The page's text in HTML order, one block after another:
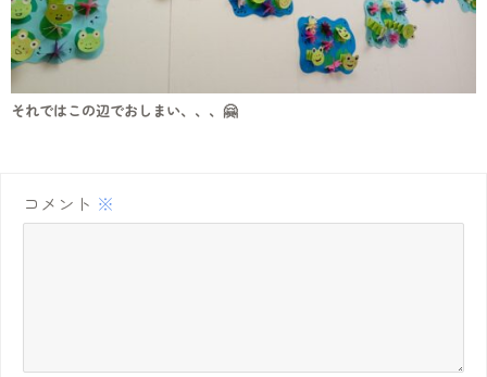
それではこの辺でおしまい、、、🤗
コメント ※